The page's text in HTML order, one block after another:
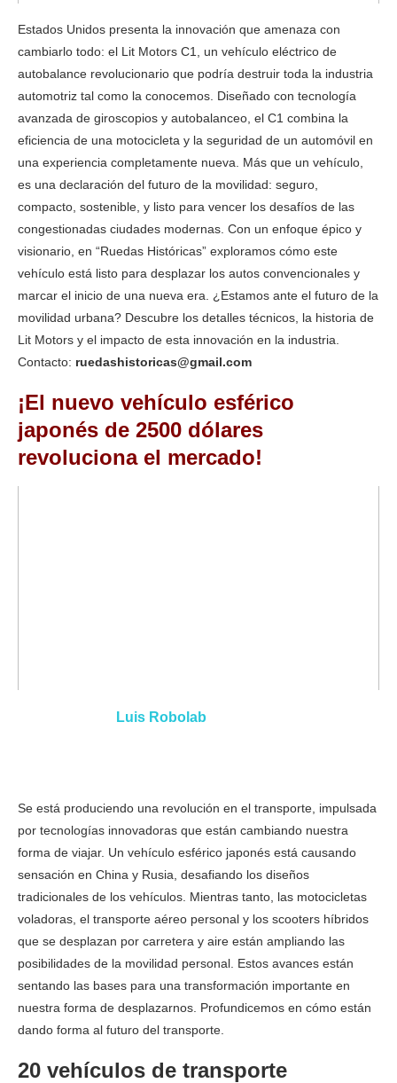
Estados Unidos presenta la innovación que amenaza con
cambiarlo todo: el Lit Motors C1, un vehículo eléctrico de
autobalance revolucionario que podría destruir toda la industria
automotriz tal como la conocemos. Diseñado con tecnología
avanzada de giroscopios y autobalanceo, el C1 combina la
eficiencia de una motocicleta y la seguridad de un automóvil en
una experiencia completamente nueva. Más que un vehículo,
es una declaración del futuro de la movilidad: seguro,
compacto, sostenible, y listo para vencer los desafíos de las
congestionadas ciudades modernas. Con un enfoque épico y
visionario, en “Ruedas Históricas” exploramos cómo este
vehículo está listo para desplazar los autos convencionales y
marcar el inicio de una nueva era. ¿Estamos ante el futuro de la
movilidad urbana? Descubre los detalles técnicos, la historia de
Lit Motors y el impacto de esta innovación en la industria.
Contacto: ruedashistoricas@gmail.com
¡El nuevo vehículo esférico
japonés de 2500 dólares
revoluciona el mercado!
Luis Robolab
Se está produciendo una revolución en el transporte, impulsada
por tecnologías innovadoras que están cambiando nuestra
forma de viajar. Un vehículo esférico japonés está causando
sensación en China y Rusia, desafiando los diseños
tradicionales de los vehículos. Mientras tanto, las motocicletas
voladoras, el transporte aéreo personal y los scooters híbridos
que se desplazan por carretera y aire están ampliando las
posibilidades de la movilidad personal. Estos avances están
sentando las bases para una transformación importante en
nuestra forma de desplazarnos. Profundicemos en cómo están
dando forma al futuro del transporte.
20 vehículos de transporte